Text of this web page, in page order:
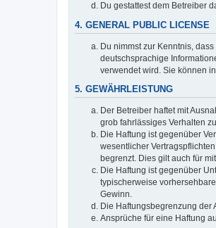
Du gestattest dem Betreiber
4. GENERAL PUBLIC LICENSE
Du nimmst zur Kenntnis, dass
deutschsprachige
verwendet wird. Sie können
5. GEWÄHRLEISTUNG
Der Betreiber haftet mit
grob fahrlässiges Verhalten
Die Haftung ist gegenüber
wesentlicher
begrenzt. Dies gilt auch für
Die Haftung ist gegenüber
typischerweise
Gewinn.
Die Haftungsbegrenzung der
Ansprüche für eine Haftung